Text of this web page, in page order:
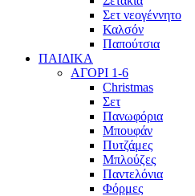
Σετ νεογέννητο
Καλσόν
Παπούτσια
ΠΑΙΔΙΚΑ
ΑΓΟΡΙ 1-6
Christmas
Σετ
Πανωφόρια
Μπουφάν
Πυτζάμες
Μπλούζες
Παντελόνια
Φόρμες